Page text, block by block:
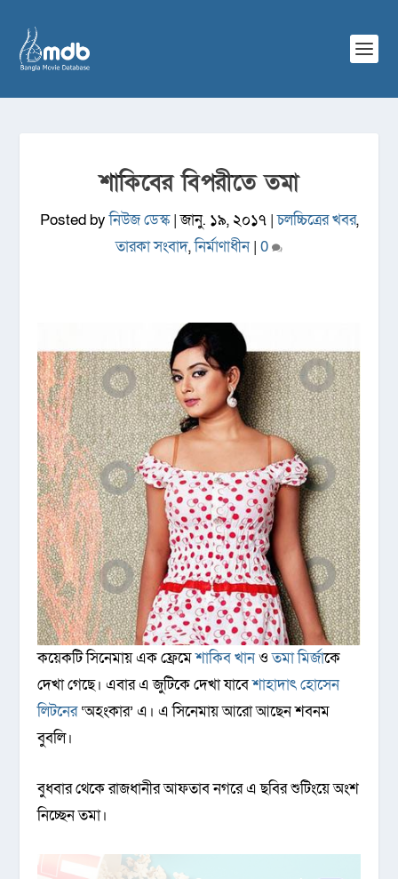
শাকিবের বিপরীতে তমা
Posted byনিউজ ডেস্ক|জানু. ১৯, ২০১৭|চলচ্চিত্রের খবর,
তারকা সংবাদ,নির্মাণাধীন| 0
কয়েকটি সিনেমায় এক ফ্রেমেশাকিব খানওতমা মির্জাকে
দেখা গেছে। এবার এ জুটিকে দেখা যাবেশাহাদাৎ হোসেন
লিটনের‘অহংকার’ এ। এ সিনেমায় আরো আছেন শবনম
বুবলি।
বুধবার থেকে রাজধানীর আফতাব নগরে এ ছবির শুটিংয়ে অংশ
নিচ্ছেন তমা।